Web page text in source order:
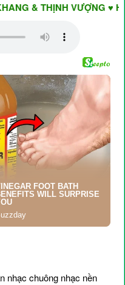
& THỊNH VƯỢNG ♥ Have
nhạc chuông nhạc nền